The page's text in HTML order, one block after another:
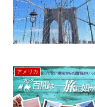
アメリカ